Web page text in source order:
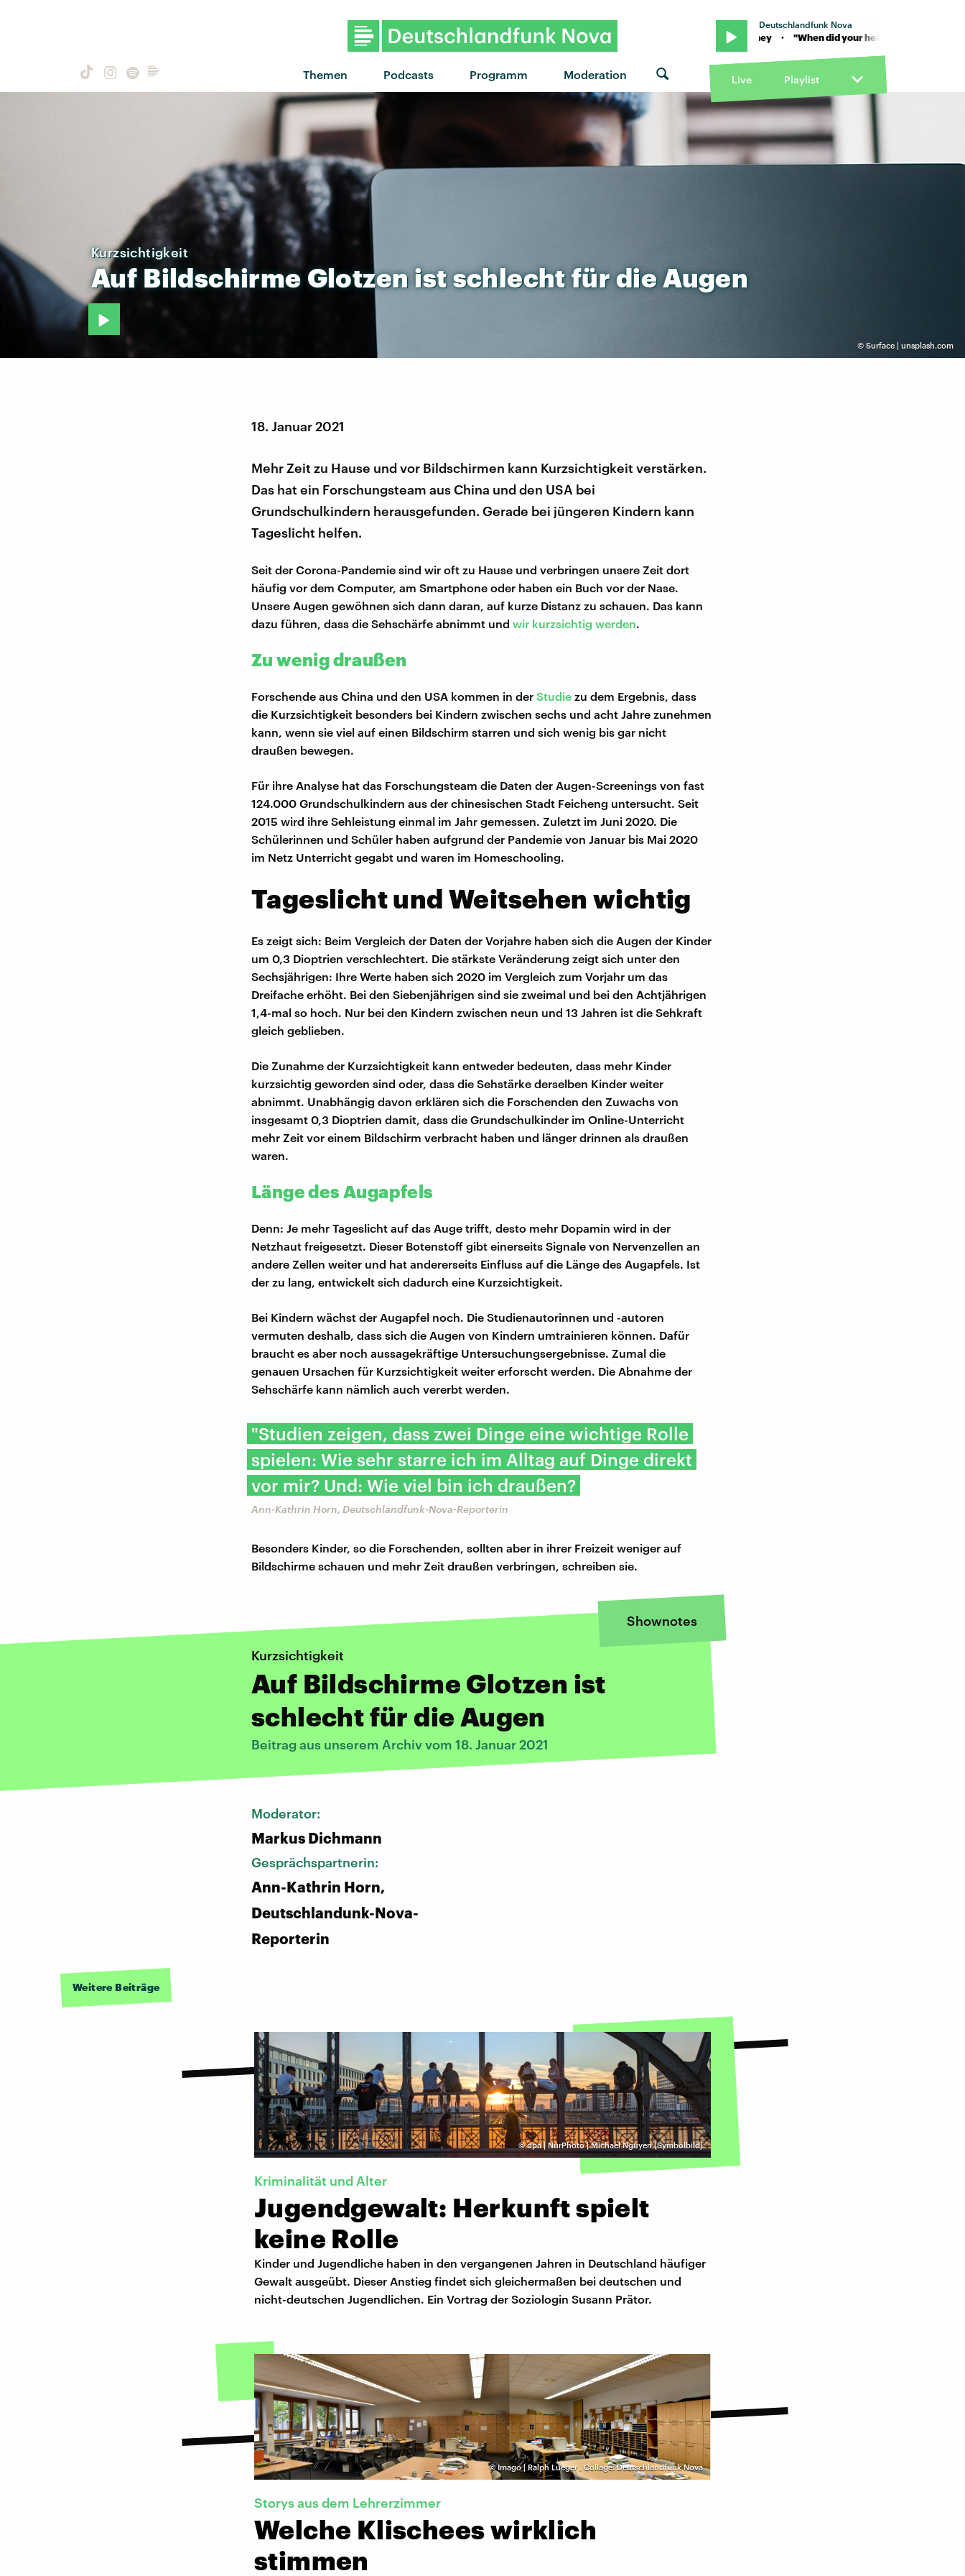
Themen Podcasts Programm Moderation
Deutschlandfunk Nova
"When did your heart go missing?" von Rooney · "When did your heart go missing?" von Rooney ·
Live Playlist
© Surface | unsplash.com
Kurzsichtigkeit
Auf BildschirmeGlotzenistschlechtfürdieAugen
18. Januar 2021
Mehr Zeit zu Hause und vor Bildschirmen kann Kurzsichtigkeit verstärken.
Das hat ein Forschungsteam aus China und den USA bei
Grundschulkindern herausgefunden. Gerade bei jüngeren Kindern kann
Tageslicht helfen.
Seit der Corona-Pandemie sind wir oft zu Hause und verbringen unsere Zeit dort
häufig vor dem Computer, am Smartphone oder haben ein Buch vor der Nase.
Unsere Augen gewöhnen sich dann daran, auf kurze Distanz zu schauen. Das kann
dazu führen, dass die Sehschärfe abnimmt und wir kurzsichtig werden.
Zu wenig draußen
Forschende aus China und den USA kommen in der Studie zu dem Ergebnis, dass
die Kurzsichtigkeit besonders bei Kindern zwischen sechs und acht Jahre zunehmen
kann, wenn sie viel auf einen Bildschirm starren und sich wenig bis gar nicht
draußen bewegen.
Für ihre Analyse hat das Forschungsteam die Daten der Augen-Screenings von fast
124.000 Grundschulkindern aus der chinesischen Stadt Feicheng untersucht. Seit
2015 wird ihre Sehleistung einmal im Jahr gemessen. Zuletzt im Juni 2020. Die
Schülerinnen und Schüler haben aufgrund der Pandemie von Januar bis Mai 2020
im Netz Unterricht gegabt und waren im Homeschooling.
Tageslicht und Weitsehen wichtig
Es zeigt sich: Beim Vergleich der Daten der Vorjahre haben sich die Augen der Kinder
um 0,3 Dioptrien verschlechtert. Die stärkste Veränderung zeigt sich unter den
Sechsjährigen: Ihre Werte haben sich 2020 im Vergleich zum Vorjahr um das
Dreifache erhöht. Bei den Siebenjährigen sind sie zweimal und bei den Achtjährigen
1,4-mal so hoch. Nur bei den Kindern zwischen neun und 13 Jahren ist die Sehkraft
gleich geblieben.
Die Zunahme der Kurzsichtigkeit kann entweder bedeuten, dass mehr Kinder
kurzsichtig geworden sind oder, dass die Sehstärke derselben Kinder weiter
abnimmt. Unabhängig davon erklären sich die Forschenden den Zuwachs von
insgesamt 0,3 Dioptrien damit, dass die Grundschulkinder im Online-Unterricht
mehr Zeit vor einem Bildschirm verbracht haben und länger drinnen als draußen
waren.
Länge des Augapfels
Denn: Je mehr Tageslicht auf das Auge trifft, desto mehr Dopamin wird in der
Netzhaut freigesetzt. Dieser Botenstoff gibt einerseits Signale von Nervenzellen an
andere Zellen weiter und hat andererseits Einfluss auf die Länge des Augapfels. Ist
der zu lang, entwickelt sich dadurch eine Kurzsichtigkeit.
Bei Kindern wächst der Augapfel noch. Die Studienautorinnen und -autoren
vermuten deshalb, dass sich die Augen von Kindern umtrainieren können. Dafür
braucht es aber noch aussagekräftige Untersuchungsergebnisse. Zumal die
genauen Ursachen für Kurzsichtigkeit weiter erforscht werden. Die Abnahme der
Sehschärfe kann nämlich auch vererbt werden.
"Studien zeigen, dass zwei Dinge eine wichtige Rolle
spielen: Wie sehr starre ich im Alltag auf Dinge direkt
vor mir? Und: Wie viel bin ich draußen?
Ann-Kathrin Horn, Deutschlandfunk-Nova-Reporterin
Besonders Kinder, so die Forschenden, sollten aber in ihrer Freizeit weniger auf
Bildschirme schauen und mehr Zeit draußen verbringen, schreiben sie.
Shownotes
Kurzsichtigkeit
Auf Bildschirme Glotzen ist
schlecht für die Augen
Beitrag aus unserem Archiv vom 18. Januar 2021
Moderator:
Markus Dichmann
Gesprächspartnerin:
Ann-Kathrin Horn,
Deutschlandunk-Nova-
Reporterin
Weitere Beiträge
©dpa | NurPhoto | Michael Nguyen (Symbolbild)
Kriminalität und Alter
Jugendgewalt: Herkunft spielt
keine Rolle
Kinder und Jugendliche haben in den vergangenen Jahren in Deutschland häufiger
Gewalt ausgeübt. Dieser Anstieg findet sich gleichermaßen bei deutschen und
nicht-deutschen Jugendlichen. Ein Vortrag der Soziologin Susann Prätor.
©Imago | Ralph Lueger , Collage: Deutschlandfunk Nova
Storys aus dem Lehrerzimmer
Welche Klischees wirklich
stimmen